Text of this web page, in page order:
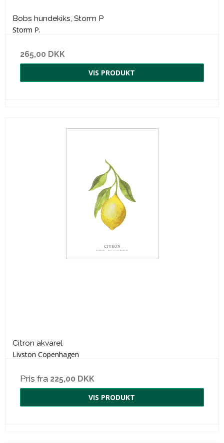
Bobs hundekiks, Storm P
Storm P.
265,00 DKK
VIS PRODUKT
Citron akvarel
Livston Copenhagen
Pris fra 225,00 DKK
VIS PRODUKT